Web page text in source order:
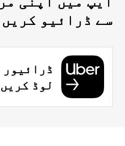
سے ڈرائیو کریں
لوڈ کریں